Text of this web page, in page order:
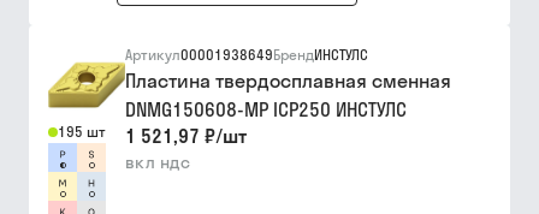
195 шт
Артикул00001938649БрендИНСТУЛС
Пластина твердосплавная сменная
DNMG150608-MP ICP250 ИНСТУЛС
1 521,97 ₽/шт
вкл ндс